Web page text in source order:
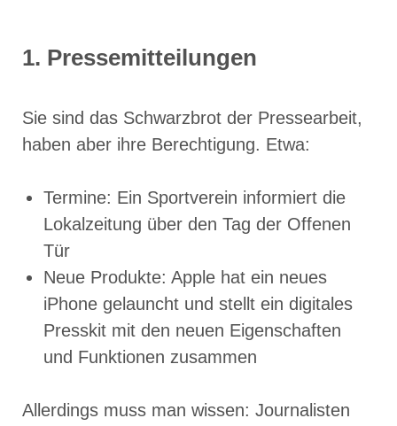
1. Pressemitteilungen
Sie sind das Schwarzbrot der Pressearbeit,
haben aber ihre Berechtigung. Etwa:
Termine: Ein Sportverein informiert die
Lokalzeitung über den Tag der Offenen
Tür
Neue Produkte: Apple hat ein neues
iPhone gelauncht und stellt ein digitales
Presskit mit den neuen Eigenschaften
und Funktionen zusammen
Allerdings muss man wissen: Journalisten